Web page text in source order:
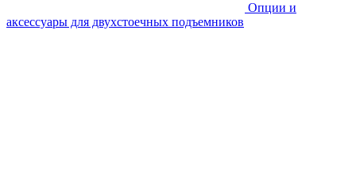
Опции и
аксессуары для двухстоечных подъемников